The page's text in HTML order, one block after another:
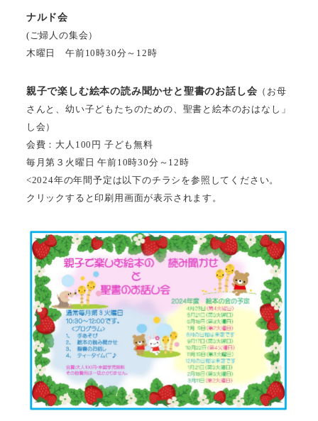
ナルド会
(ご婦人の集会）
木曜日 午前10時30分～12時
親子で楽しむ絵本の読み聞かせと聖書のお話し会 （お母
さんと、幼い子どもたちのための、聖書と絵本のおはなし」
し会）
会費：大人100円 子ども無料
毎月第３火曜日 午前10時30分～12時
<2024年の年間予定は以下のチラシを参照してください。
クリックすると印刷用画面が表示されます。